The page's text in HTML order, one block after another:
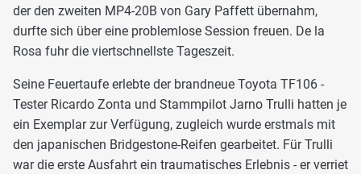
der den zweiten MP4-20B von Gary Paffett übernahm,
durfte sich über eine problemlose Session freuen. De la
Rosa fuhr die viertschnellste Tageszeit.
Seine Feuertaufe erlebte der brandneue Toyota TF106 -
Tester Ricardo Zonta und Stammpilot Jarno Trulli hatten je
ein Exemplar zur Verfügung, zugleich wurde erstmals mit
den japanischen Bridgestone-Reifen gearbeitet. Für Trulli
war die erste Ausfahrt ein traumatisches Erlebnis - er verriet